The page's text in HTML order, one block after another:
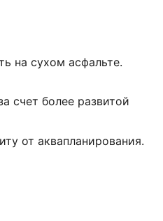
на сухом асфальте.
счет более развитой
от аквапланирования.